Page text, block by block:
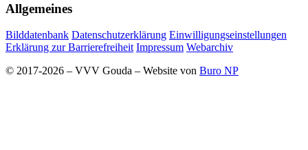
Allgemeines
Bilddatenbank Datenschutzerklärung Einwilligungseinstellungen
Erklärung zur Barrierefreiheit Impressum Webarchiv
© 2017-2026 – VVV Gouda – Website von Buro NP